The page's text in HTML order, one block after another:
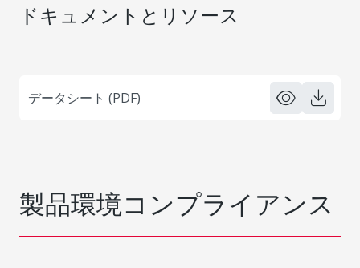
ドキュメントとリソース
データシート (PDF)
製品環境コンプライアンス